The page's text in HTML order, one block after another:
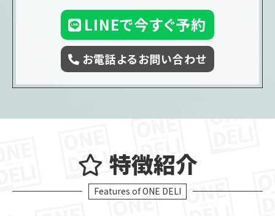
LINEで今すぐ予約
お電話よるお問い合わせ
特徴紹介
Features of ONE DELI